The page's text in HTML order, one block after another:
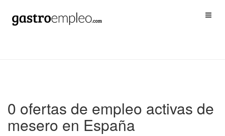
0 ofertas de empleo activas de
mesero en España